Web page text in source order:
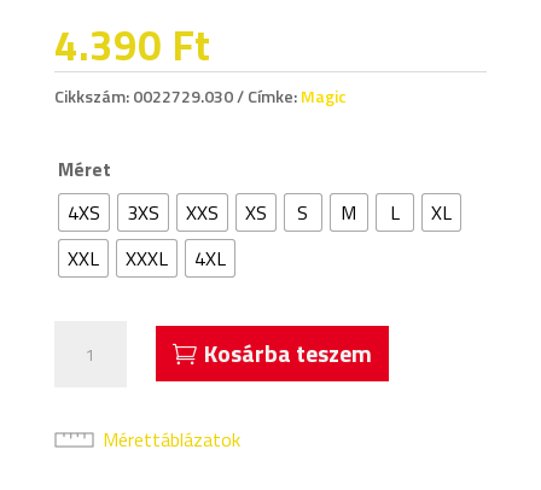
4.390 Ft
Cikkszám:0022729.030 Címke:Magic
Méret
4XS
3XS XXS XS S M L
XL
XXL
XXXL 4XL
Magic
Nadrág
Kosárba teszem
Mérettáblázatok